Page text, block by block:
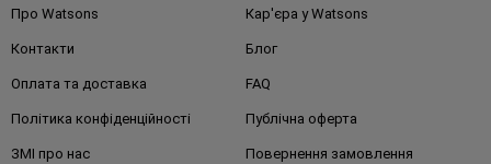
Про Watsons Кар'єра у Watsons
Контакти Блог
Оплата та доставка FAQ
Політика конфіденційності Публічна оферта
ЗМІ про нас Повернення замовлення